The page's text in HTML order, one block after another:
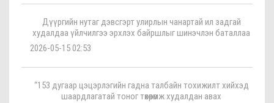
Дүүргийн нутаг дэвсгэрт улирлын чанартай ил задгай
худалдаа үйлчилгээ эрхлэх байршлыг шинэчлэн баталлаа
2026-05-15 02:53
“153 дугаар цэцэрлэгийн гадна талбайн тохижилт хийхэд
шаардлагатай тоног төхөөрөмж худалдан авах